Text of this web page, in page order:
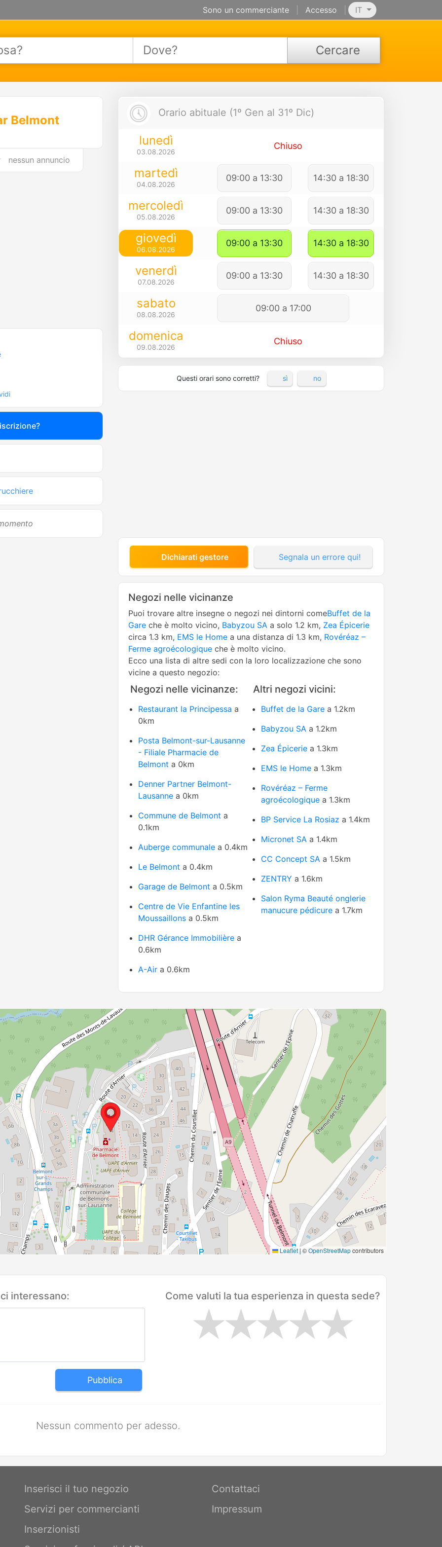
Sono un commerciante Accesso IT
Cercare
Belmont
nessun annuncio
Orario abituale (1º Gen al 31º Dic)
lunedì
03.08.2026
Chiuso
martedì
04.08.2026
09:00 a 13:30 14:30 a 18:30
mercoledì
05.08.2026
09:00 a 13:30 14:30 a 18:30
giovedì
06.08.2026
09:00 a 13:30 14:30 a 18:30
venerdì
07.08.2026
09:00 a 13:30 14:30 a 18:30
sabato
08.08.2026
09:00 a 17:00
domenica
09.08.2026
Chiuso
Questi orari sono corretti? sì no
Dichiarati gestore Segnala un errore qui!
Negozi nelle vicinanze
Puoi trovare altre insegne o negozi nei dintorni comeBuffet de la
Gare che è molto vicino, Babyzou SA a solo 1.2 km, Zea Épicerie
circa 1.3 km, EMS le Home a una distanza di 1.3 km, Rovéréaz –
Ferme agroécologique che è molto vicino.
Ecco una lista di altre sedi con la loro localizzazione che sono
vicine a questo negozio:
Negozi nelle vicinanze:
Restaurant la Principessa a
0km
Posta Belmont-sur-Lausanne
- Filiale Pharmacie de
Belmont a 0km
Denner Partner Belmont-
Lausanne a 0km
Commune de Belmont a
0.1km
Auberge communale a 0.4km
Le Belmont a 0.4km
Garage de Belmont a 0.5km
Centre de Vie Enfantine les
Moussaillons a 0.5km
DHR Gérance Immobilière a
0.6km
A-Air a 0.6km
Altri negozi vicini:
Buffet de la Gare a 1.2km
Babyzou SA a 1.2km
Zea Épicerie a 1.3km
EMS le Home a 1.3km
Rovéréaz – Ferme
agroécologique a 1.3km
BP Service La Rosiaz a 1.4km
Micronet SA a 1.4km
CC Concept SA a 1.5km
ZENTRY a 1.6km
Salon Ryma Beauté onglerie
manucure pédicure a 1.7km
Leaflet|©OpenStreetMapcontributors
Come valuti la tua esperienza in questa sede?
interessano:
Pubblica
Nessun commento per adesso.
Inserisci il tuo negozio
Servizi per commercianti
Inserzionisti
Contattaci
Impressum